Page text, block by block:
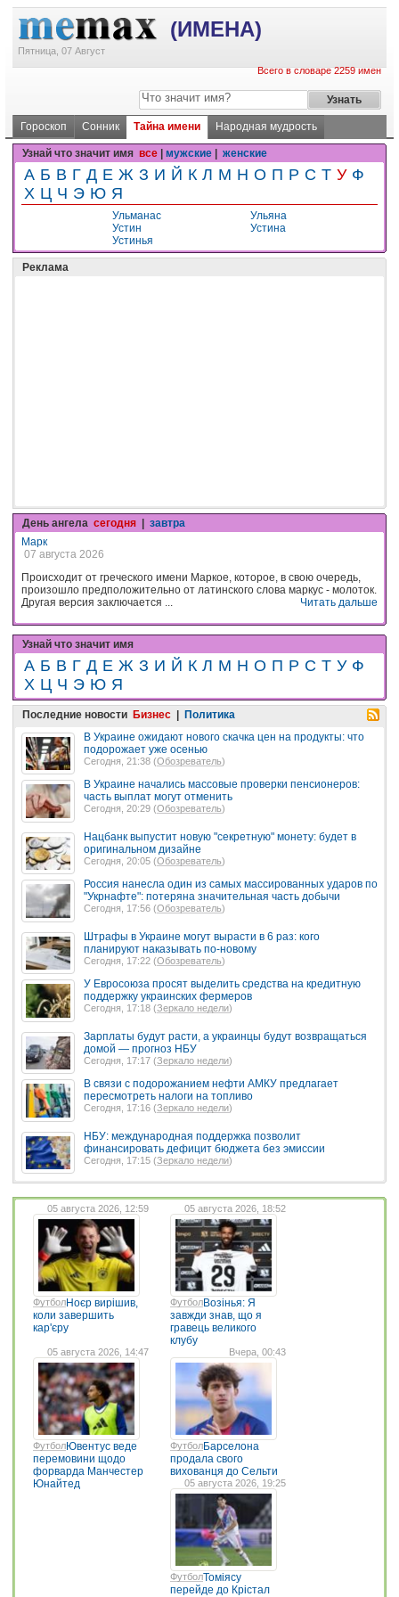
(ИМЕНА)
Пятница, 07 Август
Всего в словаре 2259 имен
Гороскоп Сонник Тайна имени Народная мудрость
Узнай что значит имя все мужские женские
А Б В Г Д Е Ж З И Й К Л М Н О П Р С Т У Ф
Х Ц Ч Э Ю Я
Ульманас
Ульяна
Устин
Устина
Устинья
Реклама
День ангела сегодня
завтра
Марк
07 августа 2026
Происходит от греческого имени Маркое, которое, в свою очередь,
произошло предположительно от латинского слова маркус - молоток.
Другая версия заключается ...
Читать дальше
Узнай что значит имя
А Б В Г Д Е Ж З И Й К Л М Н О П Р С Т У Ф
Х Ц Ч Э Ю Я
Последние новости Бизнес | Политика
В Украине ожидают нового скачка цен на продукты: что
подорожает уже осенью
Сегодня, 21:38 (Обозреватель)
В Украине начались массовые проверки пенсионеров:
часть выплат могут отменить
Сегодня, 20:29 (Обозреватель)
Нацбанк выпустит новую "секретную" монету: будет в
оригинальном дизайне
Сегодня, 20:05 (Обозреватель)
Россия нанесла один из самых массированных ударов по
"Укрнафте": потеряна значительная часть добычи
Сегодня, 17:56 (Обозреватель)
Штрафы в Украине могут вырасти в 6 раз: кого
планируют наказывать по-новому
Сегодня, 17:22 (Обозреватель)
У Евросоюза просят выделить средства на кредитную
поддержку украинских фермеров
Сегодня, 17:18 (Зеркало недели)
Зарплаты будут расти, а украинцы будут возвращаться
домой — прогноз НБУ
Сегодня, 17:17 (Зеркало недели)
В связи с подорожанием нефти АМКУ предлагает
пересмотреть налоги на топливо
Сегодня, 17:16 (Зеркало недели)
НБУ: международная поддержка позволит
финансировать дефицит бюджета без эмиссии
Сегодня, 17:15 (Зеркало недели)
05 августа 2026, 12:59
ФутболНоєр вирішив,
коли завершить
кар'єру
05 августа 2026, 18:52
ФутболВозінья: Я
завжди знав, що я
гравець великого
клубу
05 августа 2026, 14:47
ФутболЮвентус веде
перемовини щодо
форварда Манчестер
Юнайтед
Вчера, 00:43
ФутболБарселона
продала свого
вихованця до Сельти
05 августа 2026, 19:25
ФутболТоміясу
перейде до Крістал